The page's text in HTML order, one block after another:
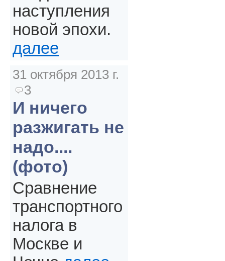
наступления
новой эпохи.
далее
31 октября 2013 г.
3
И ничего
разжигать не
надо....
(фото)
Сравнение
транспортного
налога в
Москве и